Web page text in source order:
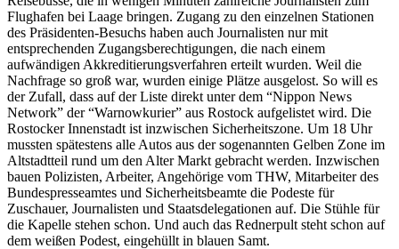
Flughafen bei Laage bringen. Zugang zu den einzelnen Stationen
des Präsidenten-Besuchs haben auch Journalisten nur mit
entsprechenden Zugangsberechtigungen, die nach einem
aufwändigen Akkreditierungsverfahren erteilt wurden. Weil die
Nachfrage so groß war, wurden einige Plätze ausgelost. So will es
der Zufall, dass auf der Liste direkt unter dem “Nippon News
Network” der “Warnowkurier” aus Rostock aufgelistet wird. Die
Rostocker Innenstadt ist inzwischen Sicherheitszone. Um 18 Uhr
mussten spätestens alle Autos aus der sogenannten Gelben Zone im
Altstadtteil rund um den Alter Markt gebracht werden. Inzwischen
bauen Polizisten, Arbeiter, Angehörige vom THW, Mitarbeiter des
Bundespresseamtes und Sicherheitsbeamte die Podeste für
Zuschauer, Journalisten und Staatsdelegationen auf. Die Stühle für
die Kapelle stehen schon. Und auch das Rednerpult steht schon auf
dem weißen Podest, eingehüllt in blauen Samt.